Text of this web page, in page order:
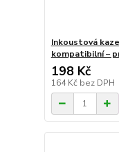
Inkoustová
kompatibilní –
198 Kč
164 Kč bez DPH